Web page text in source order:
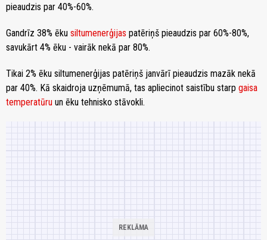
pieaudzis par 40%-60%.
Gandrīz 38% ēku siltumenerģijas patēriņš pieaudzis par 60%-80%,
savukārt 4% ēku - vairāk nekā par 80%.
Tikai 2% ēku siltumenerģijas patēriņš janvārī pieaudzis mazāk nekā
par 40%. Kā skaidroja uzņēmumā, tas apliecinot saistību starp gaisa
temperatūru un ēku tehnisko stāvokli.